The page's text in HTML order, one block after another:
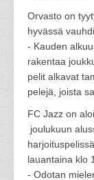
Orvasto on
hyvässä
- Kauden
rakentaa
pelit alkavat
pelejä, joista
FC Jazz on
joulukuun
lauantaina klo
- Odotan